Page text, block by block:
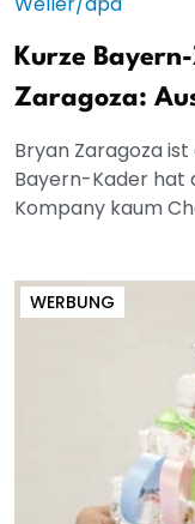
Kurze
Zaragoza:
Bryan Zaragoza
Bayern-Kader hat
Kompany kaum
WERBUNG